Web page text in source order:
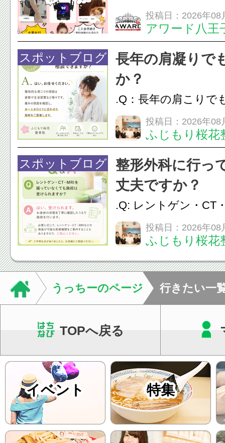
フエステを 思いっ
開催中
投稿日：2026年08
アワード八王
24時間ジム&
脱毛
スポットブログ
長年の肩凝りで
か？
.Q：長年の肩こりで
か？A：はい、お任
性的な肩こりの原因
慣など様々です。痛
し、お一人おひとり
をご提案します。.#
投稿日：2026年08
ふじもり桜花
スポットブログ
整形外科に行っ
丈夫ですか？
.Q: レントゲン・CT
いなくても施術は受
A: はい、受けられま
態を丁寧に確認した
います。必要に応じ
ン・CT・MRIなどの
投稿日：2026年08
ふじもり桜花
うっちーのページ 行きたい一
TOPへ戻る
イベント 特集